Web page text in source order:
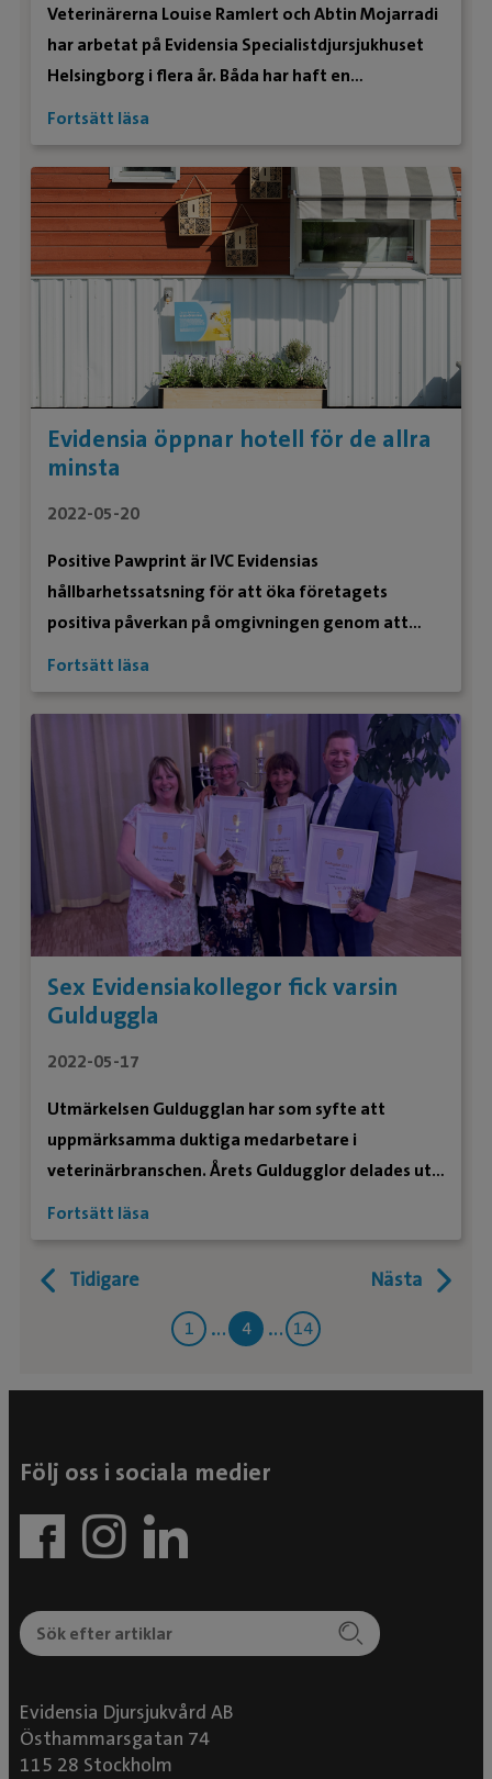
Veterinärerna Louise Ramlert och Abtin Mojarradi
har arbetat på Evidensia Specialistdjursjukhuset
Helsingborg i flera år. Båda har haft en
sjukhuset som arbetsplats, tycker de.
Fortsätt läsa
Evidensia öppnar hotell för de allra
minsta
2022-05-20
Positive Pawprint är IVC Evidensias
hållbarhetssatsning för att öka företagets
positiva påverkan på omgivningen genom att
värna om människor, planeten och djuren. Som en
startat ett projekt för att främja den biologiska
mångfalden på de svenska enheterna.
Fortsätt läsa
Sex Evidensiakollegor fick varsin
Gulduggla
2022-05-17
Utmärkelsen Guldugglan har som syfte att
uppmärksamma duktiga medarbetare i
veterinärbranschen. Årets Guldugglor delades ut
Fortsätt läsa
Tidigare Nästa
1 4 14
Följ oss i sociala medier
Evidensia Djursjukvård AB
Östhammarsgatan 74
115 28 Stockholm